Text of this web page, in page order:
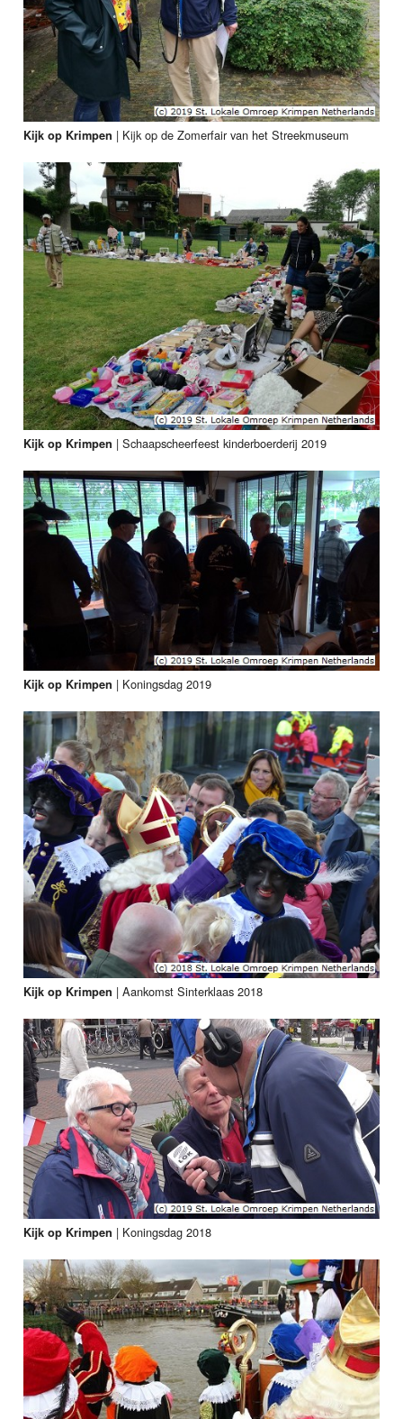
Kijk op Krimpen | Kijk op de Zomerfair van het Streekmuseum
Kijk op Krimpen |Schaapscheerfeest kinderboerderij 2019
Kijk op Krimpen | Koningsdag 2019
Kijk op Krimpen |Aankomst Sinterklaas 2018
Kijk op Krimpen | Koningsdag 2018